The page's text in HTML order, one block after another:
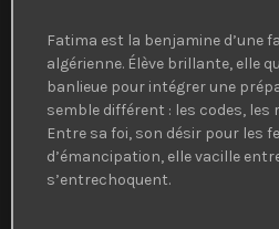
Fatima est la benjamine d’une
algérienne. Élève brillante, elle
banlieue pour intégrer une
semble différent : les codes, les
Entre sa foi, son désir pour les
d’émancipation, elle vacille
s’entrechoquent.